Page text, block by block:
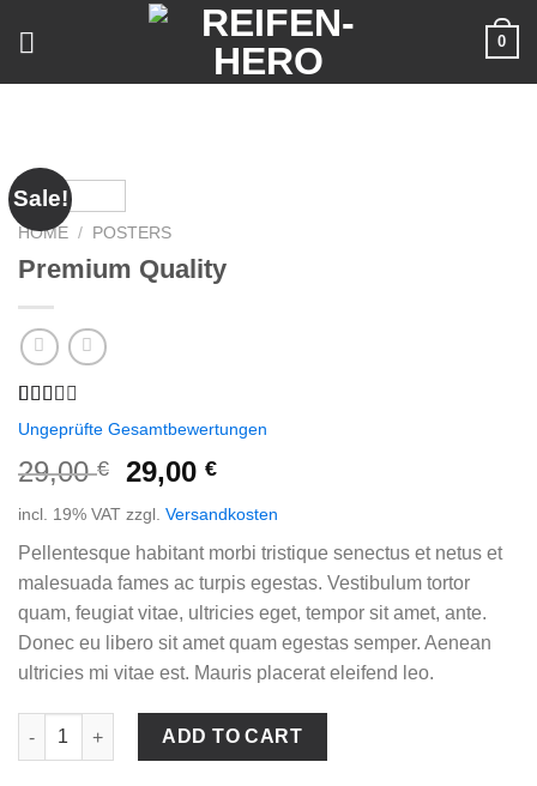
0
Sale!
HOME / POSTERS
Premium Quality
Rated
2.00
out
of 5
on
2
ratings
Ungeprüfte Gesamtbewertungen
29,00€ 29,00€
incl. 19% VAT zzgl. Versandkosten
Pellentesque habitant morbi tristique senectus et netus et
malesuada fames ac turpis egestas. Vestibulum tortor
quam, feugiat vitae, ultricies eget, tempor sit amet, ante.
Donec eu libero sit amet quam egestas semper. Aenean
ultricies mi vitae est. Mauris placerat eleifend leo.
Premium Quality quantity
ADD TO CART